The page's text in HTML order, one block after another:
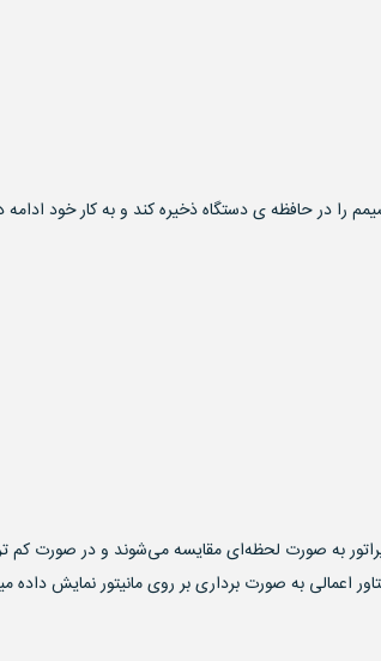
را در حافظه ی دستگاه ذخیره کند و به کار خود
به صورت لحظه‌ای مقایسه می‌شوند و در صورت کم تر
اعمالی به صورت برداری بر روی مانیتور نمایش داده